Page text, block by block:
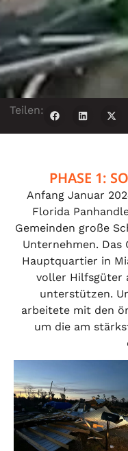
Teilen:
PHASE 1:
Anfang Januar
Florida
Gemeinden große
Unternehmen. Das
Hauptquartier in
voller Hilfsgüter
unterstützen.
arbeitete mit den
um die am